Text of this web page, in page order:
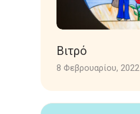
Βιτρό
8 Φεβρουαρίου, 2022